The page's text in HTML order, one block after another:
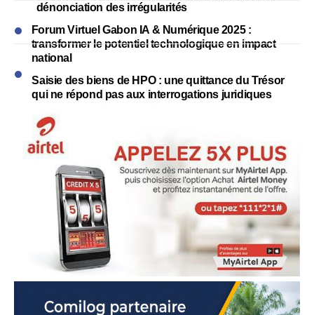
dénonciation des irrégularités
Forum Virtuel Gabon IA & Numérique 2025 :
transformer le potentiel technologique en impact
national
Saisie des biens de HPO : une quittance du Trésor
qui ne répond pas aux interrogations juridiques